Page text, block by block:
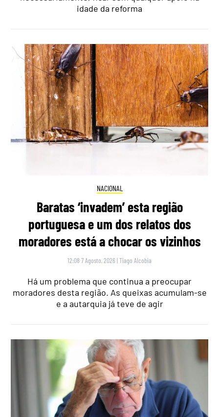
idade da reforma
NACIONAL
Baratas ‘invadem’ esta região
portuguesa e um dos relatos dos
moradores está a chocar os vizinhos
12:08 7 Agosto, 2026 |Tiago Alcobia
Há um problema que continua a preocupar
moradores desta região. As queixas acumulam-se
e a autarquia já teve de agir